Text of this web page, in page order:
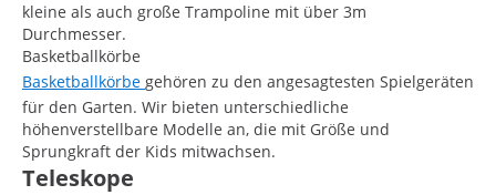
kleine als auch große Trampoline mit über 3m
Durchmesser.
Basketballkörbe
Basketballkörbe gehören zu den angesagtesten Spielgeräten
für den Garten. Wir bieten unterschiedliche
höhenverstellbare Modelle an, die mit Größe und
Sprungkraft der Kids mitwachsen.
Teleskope